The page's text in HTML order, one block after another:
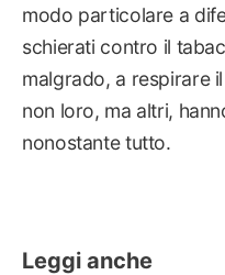
modo particolare a
schierati contro il
malgrado, a respirare
non loro, ma altri,
nonostante tutto.
Leggi anche